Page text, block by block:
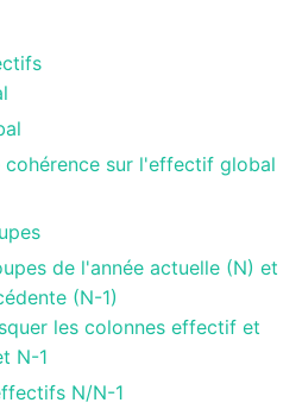
cohérence sur l'effectif global
de l'année actuelle (N) et
(N-1)
les colonnes effectif et
N-1
N/N-1